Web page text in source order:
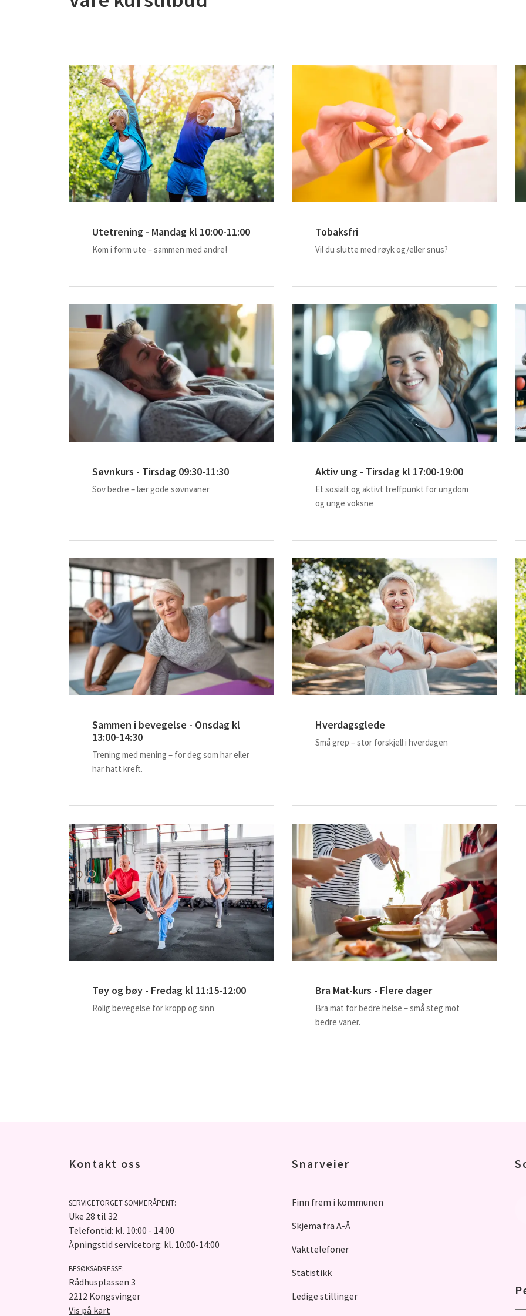
Utetrening - Mandag kl 10:00-11:00
Kom i form ute – sammen med andre!
Tobaksfri
Vil du slutte med røyk og/eller snus?
Søvnkurs - Tirsdag 09:30-11:30
Sov bedre – lær gode søvnvaner
Aktiv ung - Tirsdag kl 17:00-19:00
Et sosialt og aktivt treffpunkt for ungdom
og unge voksne
Sammen i bevegelse - Onsdag kl
13:00-14:30
Trening med mening – for deg som har eller
har hatt kreft.
Hverdagsglede
Små grep – stor forskjell i hverdagen
Tøy og bøy - Fredag kl 11:15-12:00
Rolig bevegelse for kropp og sinn
Bra Mat-kurs - Flere dager
Bra mat for bedre helse – små steg mot
bedre vaner.
Kontakt oss
SERVICETORGET SOMMERÅPENT:
Uke 28 til 32
Telefontid: kl. 10:00 - 14:00
Åpningstid servicetorg: kl. 10:00-14:00
BESØKSADRESSE:
Rådhusplassen 3
2212 Kongsvinger
Vis på kart
Snarveier
Finn frem i kommunen
Skjema fra A-Å
Vakttelefoner
Statistikk
Ledige stillinger